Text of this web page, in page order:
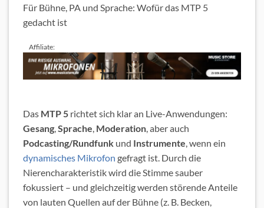
Für Bühne, PA und Sprache: Wofür das MTP 5
gedacht ist
Affiliate:
Das MTP 5 richtet sich klar an Live-Anwendungen:
Gesang Sprache Moderation , aber auch
Podcasting/Rundfunk und Instrumente , wenn ein
dynamisches Mikrofon gefragt ist. Durch die
Nierencharakteristik wird die Stimme sauber
fokussiert – und gleichzeitig werden störende Anteile
von lauten Quellen auf der Bühne (z. B. Becken,